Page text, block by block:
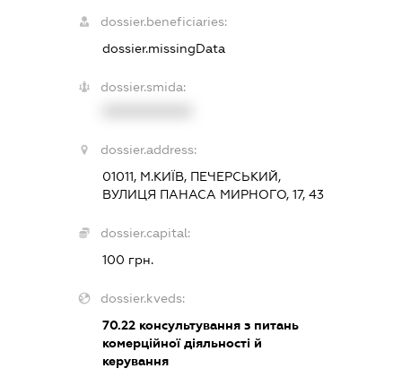
dossier.beneficiaries:
dossier.missingData
dossier.smida:
dossier.address:
01011, М.КИЇВ, ПЕЧЕРСЬКИЙ,
ВУЛИЦЯ ПАНАСА МИРНОГО, 17, 43
dossier.capital:
100 грн.
dossier.kveds:
70.22консультування з питань
комерційної діяльності й
керування